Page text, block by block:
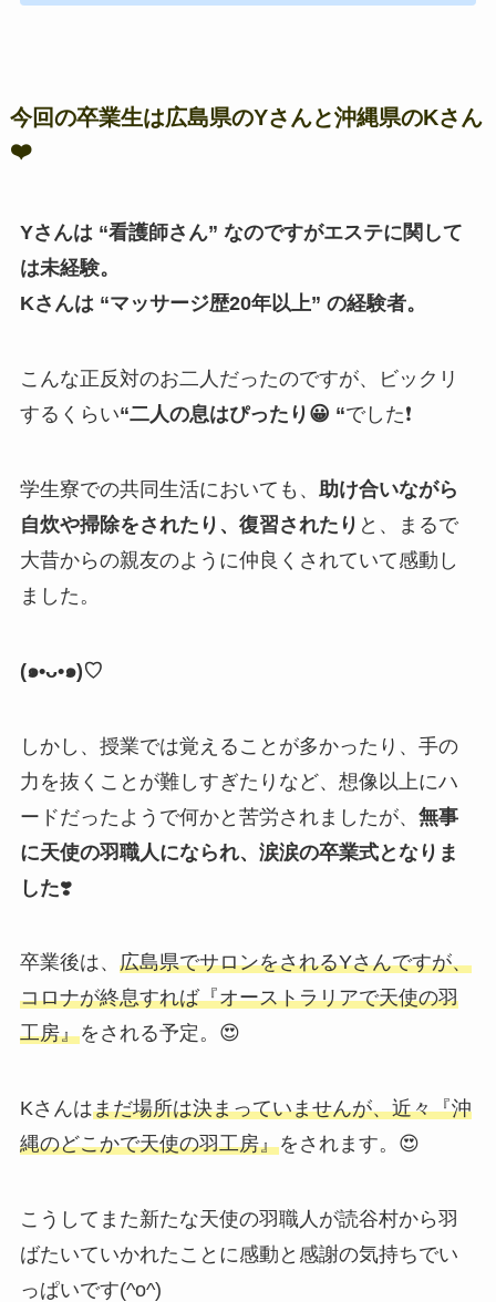
今回の卒業生は広島県のYさんと沖縄県のKさん
❤️
Yさんは “看護師さん” なのですがエステに関して
は未経験。
Kさんは “マッサージ歴20年以上” の経験者。
こんな正反対のお二人だったのですが、ビックリ
するくらい“二人の息はぴったり😀 “でした❗️
学生寮での共同生活においても、 助け合いながら
自炊や掃除をされたり、復習されたり と、まるで
大昔からの親友のように仲良くされていて感動し
ました。
(๑•ᴗ•๑)♡
しかし、授業では覚えることが多かったり、手の
力を抜くことが難しすぎたりなど、想像以上にハ
ードだったようで何かと苦労されましたが、 無事
に天使の羽職人になられ、涙涙の卒業式となりま
した❣️
卒業後は、 広島県でサロンをされるYさんですが、
コロナが終息すれば『オーストラリアで天使の羽
工房』をされる予定。😍
Kさんはまだ場所は決まっていませんが、近々『沖
縄のどこかで天使の羽工房』をされます。😍
こうしてまた新たな天使の羽職人が読谷村から羽
ばたいていかれたことに感動と感謝の気持ちでい
っぱいです(^o^)